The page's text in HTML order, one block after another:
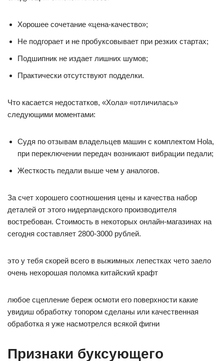
Хорошее сочетание «цена-качество»;
Не подгорает и не пробуксовывает при резких стартах;
Подшипник не издает лишних шумов;
Практически отсутствуют подделки.
Что касается недостатков, «Хола» «отличилась»
следующими моментами:
Судя по отзывам владельцев машин с комплектом Hola,
при переключении передач возникают вибрации педали;
Жесткость педали выше чем у аналогов.
За счет хорошего соотношения цены и качества набор
деталей от этого нидерландского производителя
востребован. Стоимость в некоторых онлайн-магазинах на
сегодня составляет 2800-3000 рублей.
это у тебя скорей всего в выжимных лепестках чето заело
очень нехорошая поломка китайский крафт
любое сцепление береж осмоти его поверхности какие
увидиш обработку топором сделаны или качественная
обработка я уже насмотрелся всякой фигни
Признаки буксующего